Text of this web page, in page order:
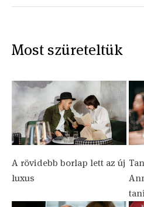
Most szüreteltük
A rövidebb borlap lett az új
luxus